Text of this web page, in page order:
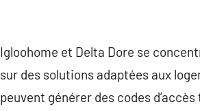
Igloohome et Delta Dore se
sur des solutions adaptées aux
peuvent générer des codes